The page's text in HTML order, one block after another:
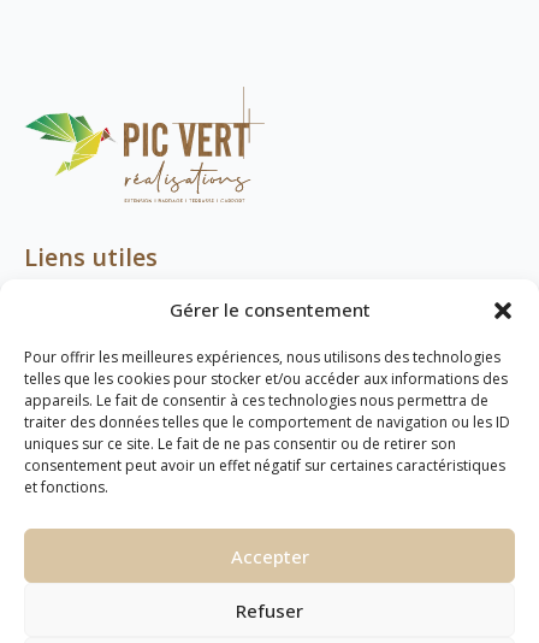
telles que les cookies pour stocker et/ou accéder aux informations des
appareils. Le fait de consentir à ces technologies nous permettra de
traiter des données telles que le comportement de navigation ou les ID
uniques sur ce site. Le fait de ne pas consentir ou de retirer son
consentement peut avoir un effet négatif sur certaines caractéristiques
et fonctions.
Accepter
Refuser
Liens utiles
Mentions légales
Plan de site
Coordonnées
contact@picvertrealisations.fr